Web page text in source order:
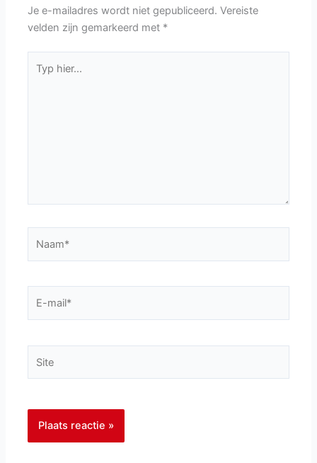
Je e-mailadres wordt niet gepubliceerd. Vereiste
velden zijn gemarkeerd met *
hier...
mail*